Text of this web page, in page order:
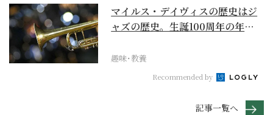
マイルス・デイヴィスの歴史はジ
ャズの歴史。生誕100周年の年に
趣味･教養
Recommended by
記事一覧へ